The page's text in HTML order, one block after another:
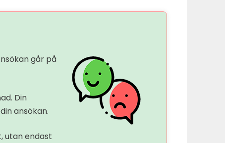
går på
Din
ansökan.
utan endast